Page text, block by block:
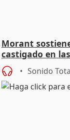
Morant
castigado en
cambio"
Sonido